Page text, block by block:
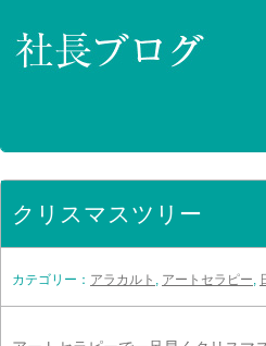
クリスマスツリー
カテゴリー： アラカルト , アートセラピー,